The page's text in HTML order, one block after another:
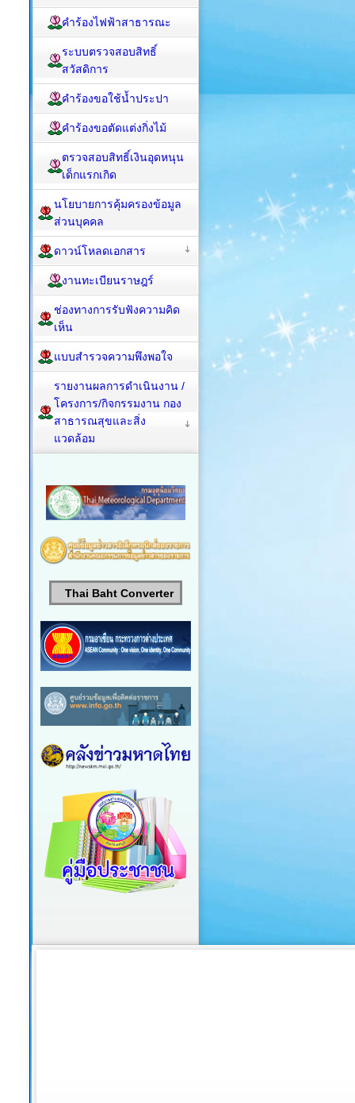
คำร้องไฟฟ้าสาธารณะ
ระบบตรวจสอบสิทธิ์
สวัสดิการ
คำร้องขอใช้น้ำประปา
คำร้องขอตัดแต่งกิ่งไม้
ตรวจสอบสิทธิ์เงินอุดหนุน
เด็กแรกเกิด
นโยบายการคุ้มครองข้อมูล
ส่วนบุคคล
ดาวน์โหลดเอกสาร
งานทะเบียนราษฎร์
ช่องทางการรับฟังความคิด
เห็น
แบบสำรวจความพึงพอใจ
รายงานผลการดำเนินงาน /
โครงการ/กิจกรรมงาน กอง
สาธารณสุขและสิ่ง
แวดล้อม
Thai Baht Converter